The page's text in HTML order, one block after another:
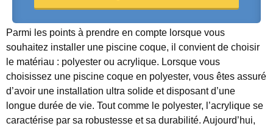
Parmi les points à prendre en compte lorsque vous
souhaitez installer une piscine coque, il convient de choisir
le matériau : polyester ou acrylique. Lorsque vous
choisissez une piscine coque en polyester, vous êtes assuré
d’avoir une installation ultra solide et disposant d’une
longue durée de vie. Tout comme le polyester, l’acrylique se
caractérise par sa robustesse et sa durabilité. Aujourd’hui,